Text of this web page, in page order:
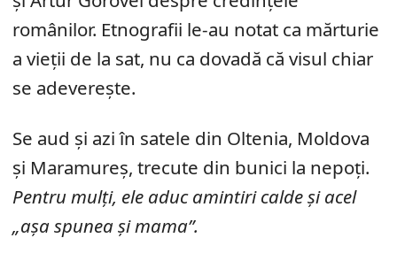
românilor. Etnografii le-au notat ca mărturie
a vieții de la sat, nu ca dovadă că visul chiar
se adeverește.
Se aud și azi în satele din Oltenia, Moldova
și Maramureș, trecute din bunici la nepoți.
Pentru mulți, ele aduc amintiri calde și acel
„așa spunea și mama”.